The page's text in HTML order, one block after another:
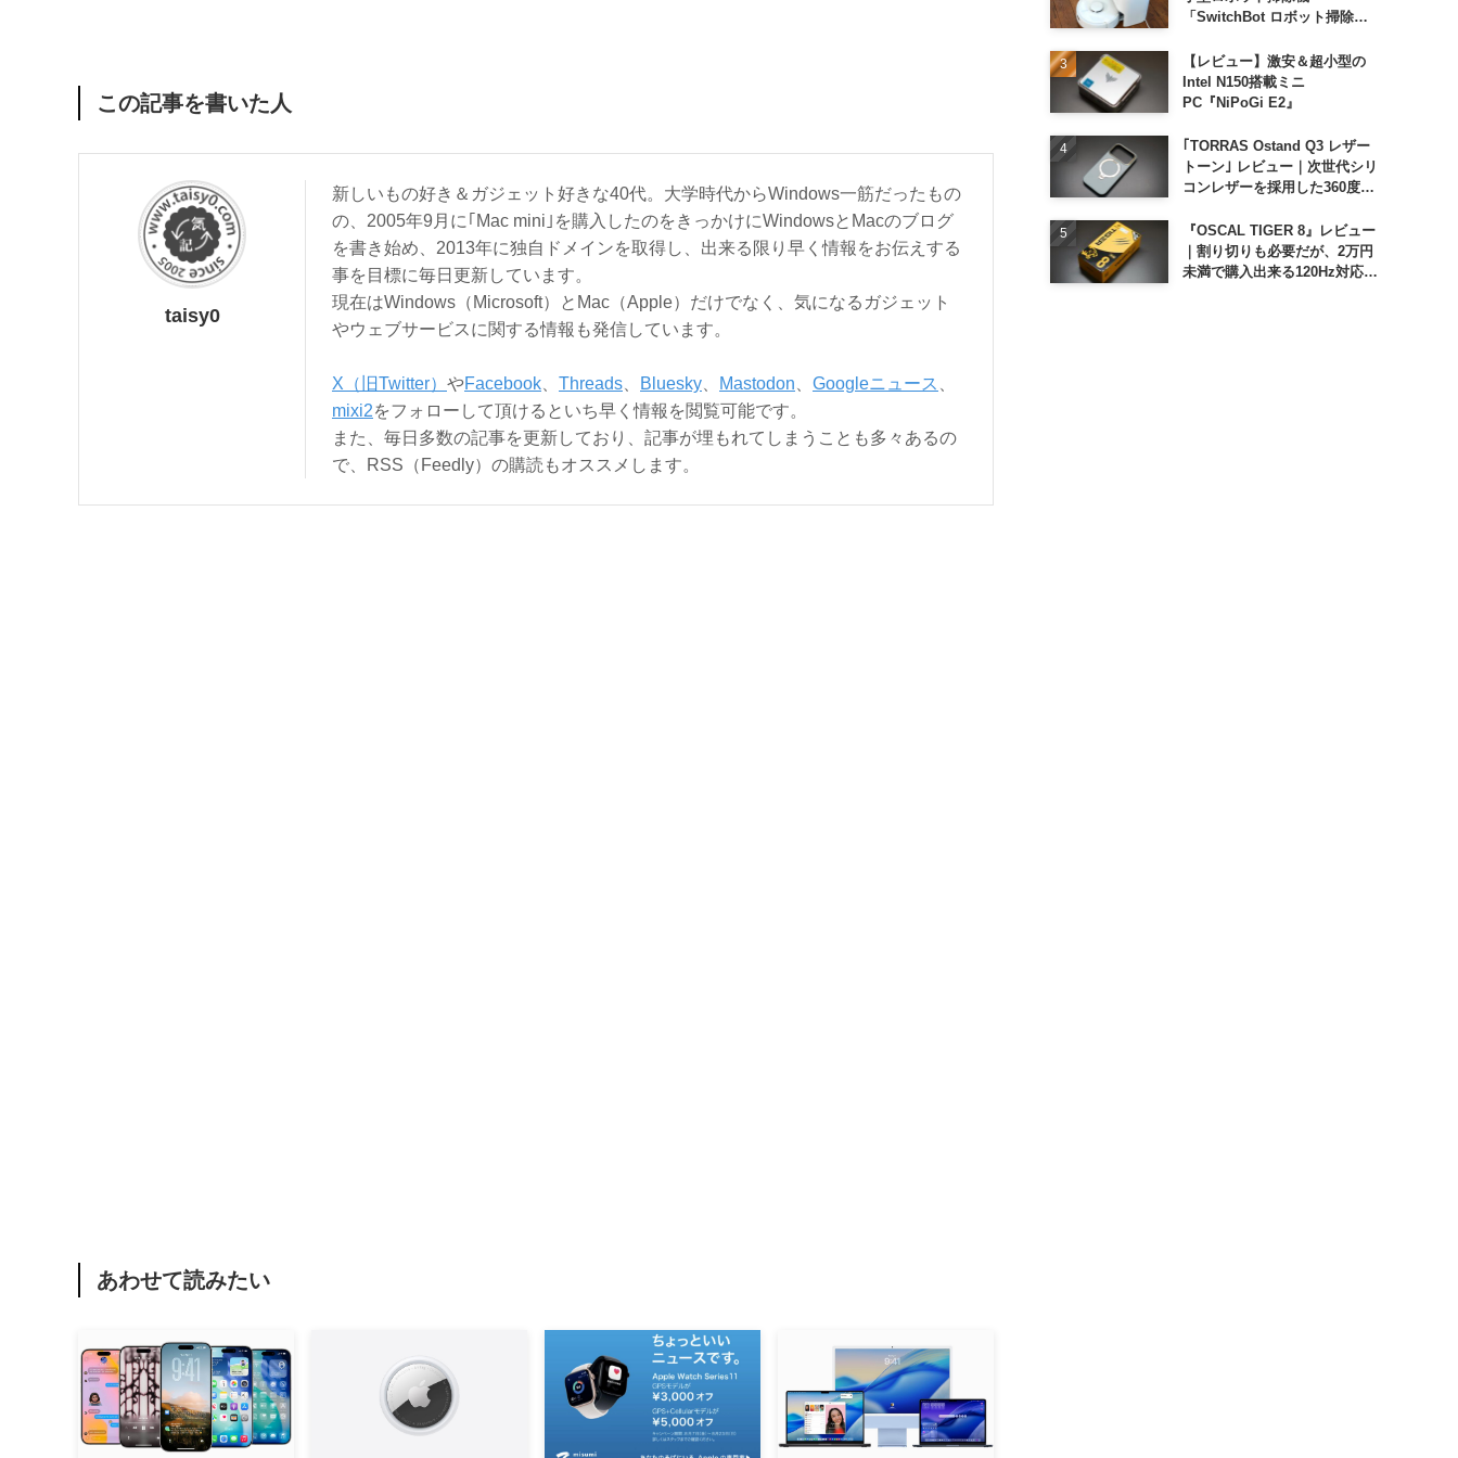
この記事を書いた人
taisy0
新しいもの好き＆ガジェット好きな40代。大学時代からWindows一筋だったもの
の、2005年9月に｢Mac mini｣を購入したのをきっかけにWindowsとMacのブログ
を書き始め、2013年に独自ドメインを取得し、出来る限り早く情報をお伝えする
事を目標に毎日更新しています。
現在はWindows（Microsoft）とMac（Apple）だけでなく、気になるガジェット
やウェブサービスに関する情報も発信しています。
X（旧Twitter） やFacebook Threads Bluesky Mastodon Googleニュース
mixi2をフォローして頂けるといち早く情報を閲覧可能です。
また、毎日多数の記事を更新しており、記事が埋もれてしまうことも多々あるの
で、RSS（Feedly）の購読もオススメします。
あわせて読みたい
「SwitchBot ロボット掃除機
【レビュー】激安＆超小型の
Intel N150搭載ミニ
PC『NiPoGi E2』
｢TORRAS Ostand Q3 レザー
トーン｣ レビュー｜次世代シリ
コンレザーを採用した360度回
『OSCAL TIGER 8』レビュー
｜割り切りも必要だが、2万円
未満で購入出来る120Hz対応大